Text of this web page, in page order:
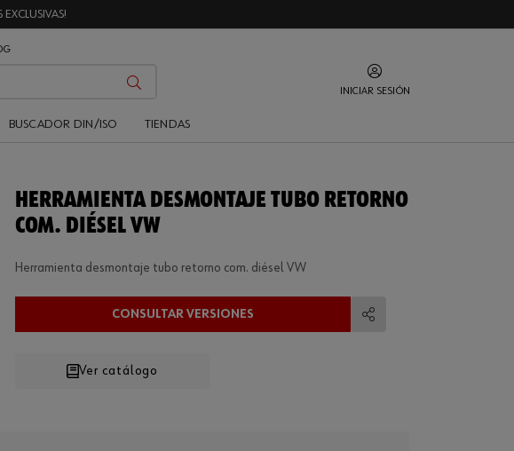
EXCLUSIVAS!
INICIAR SESIÓN
BUSCADOR DIN/ISO TIENDAS
HERRAMIENTA DESMONTAJE TUBO RETORNO
COM. DIÉSEL VW
Herramienta desmontaje tubo retorno com. diésel VW
CONSULTAR VERSIONES
Compartir
Ver catálogo